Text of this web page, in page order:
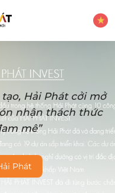
Hải Phát cởi mở
nhận thách thức
mê”
Phát